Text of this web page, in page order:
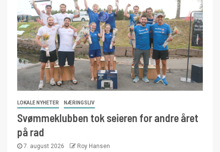
LOKALE NYHETER NÆRINGSLIV
Svømmeklubben tok seieren for andre året
på rad
7. august 2026 Roy Hansen